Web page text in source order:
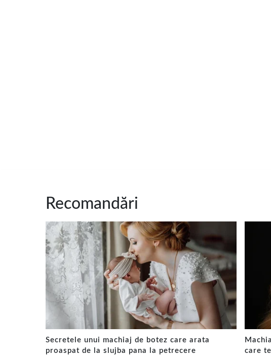
Recomandări
Secretele unui machiaj de botez care arata
proaspat de la slujba pana la petrecere
care